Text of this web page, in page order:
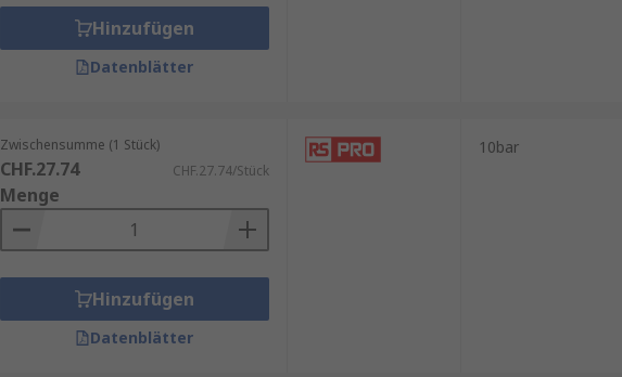
Hinzufügen
Datenblätter
Zwischensumme (1 Stück)
CHF.27.74 CHF.27.74/Stück
Menge
Hinzufügen
Datenblätter
10bar